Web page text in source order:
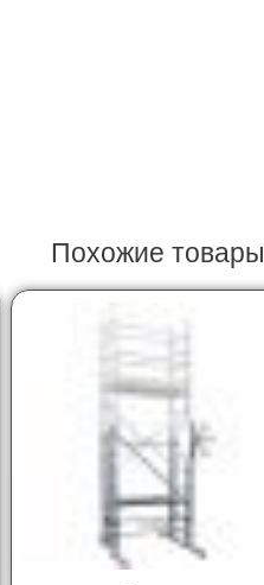
Похожие товары